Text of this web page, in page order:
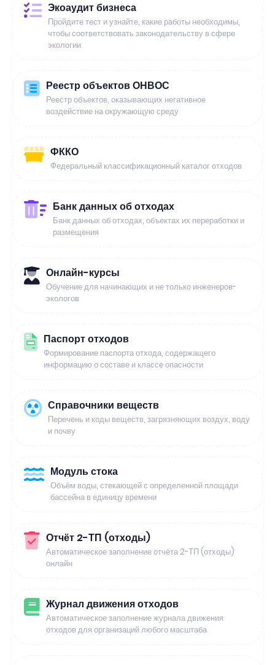
Экоаудит бизнеса
Пройдите тест и узнайте, какие работы необходимы,
чтобы соответствовать законодательству в сфере
экологии
Реестр объектов ОНВОС
Реестр объектов, оказывающих негативное
воздействие на окружающую среду
ФККО
Федеральный классификационный каталог отходов
Банк данных об отходах
Банк данных об отходах, объектах их переработки и
размещения
Онлайн-курсы
Обучение для начинающих и не только инженеров-
экологов
Паспорт отходов
Формирование паспорта отхода, содержащего
информацию о составе и классе опасности
Справочники веществ
Перечень и коды веществ, загрязняющих воздух, воду
и почву
Модуль стока
Объём воды, стекающей с определенной площади
бассейна в единицу времени
Отчёт 2-ТП (отходы)
Автоматическое заполнение отчёта 2-ТП (отходы)
онлайн
Журнал движения отходов
Автоматическое заполнение журнала движения
отходов для организаций любого масштаба